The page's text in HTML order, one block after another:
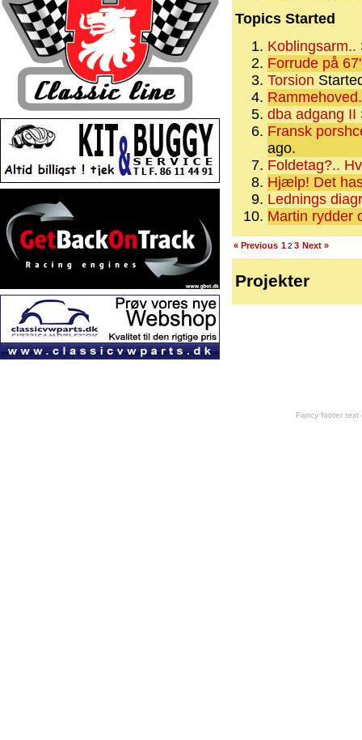
Topics Started
Koblingsarm..
Forrude på
Torsion
dba adgang II
Fransk
ago.
Foldetag?..
Hjælp! Det
Lednings
Martin rydder
« Previous 12 3 Next »
Projekter
Fancy footer